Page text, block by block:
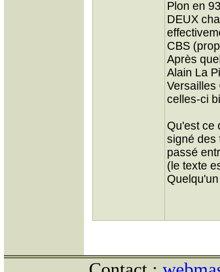
Plon en
DEUX
CBS
Après
Alain La
Versailles
celles-ci
Qu'est ce
signé des
passé
(le texte